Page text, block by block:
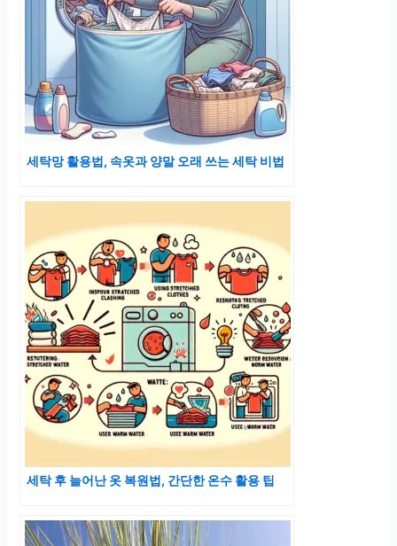
세탁망 활용법, 속옷과 양말 오래 쓰는 세탁 비법
세탁 후 늘어난 옷 복원법, 간단한 온수 활용 팁